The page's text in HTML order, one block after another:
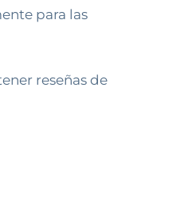
para las
reseñas de